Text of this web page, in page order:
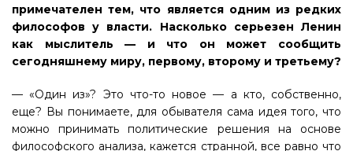
примечателен тем, что является одним из редких
философов у власти. Насколько серьезен Ленин
как мыслитель — и что он может сообщить
сегодняшнему миру, первому, второму и третьему?
— «Один из»? Это что-то новое — а кто, собственно,
еще? Вы понимаете, для обывателя сама идея того, что
можно принимать политические решения на основе
философского анализа, кажется странной, все равно что